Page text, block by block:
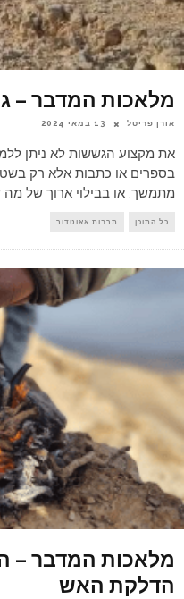
מלאכות המדבר –
אורן פריטל 13 במאי 2024
את מקצוע הגששות לא ניתן
בספרים או כתבות אלא רק
מתמשך. או בבילוי ארוך של
כל התוכן תרבות אאוטדור
מלאכות המדבר –
הדלקת האש